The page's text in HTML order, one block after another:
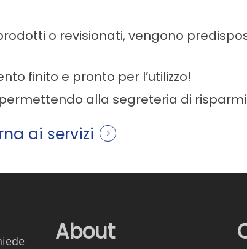
prodotti o revisionati, vengono
finito e pronto per l’utilizzo!
alla segreteria di
ai servizi
About